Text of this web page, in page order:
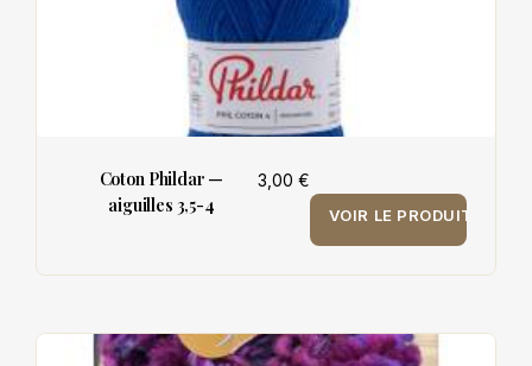
Coton Phildar —
aiguilles 3,5-4
3,00 €
VOIR LE PRODUIT